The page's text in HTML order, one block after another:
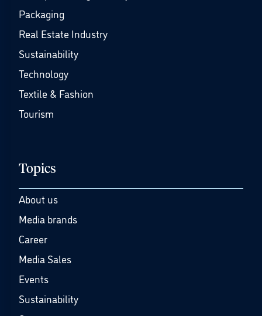
Packaging
Real Estate Industry
Sustainability
Technology
Textile & Fashion
Tourism
Topics
About us
Media brands
Career
Media Sales
Events
Sustainability